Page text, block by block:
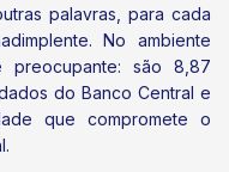
palavras, para cada
No ambiente
preocupante: são 8,87
do Banco Central e
que compromete o